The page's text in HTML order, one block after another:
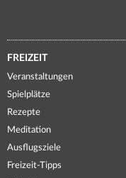
FREIZEIT
Veranstaltungen
Spielplätze
Rezepte
Meditation
Ausflugsziele
Freizeit-Tipps